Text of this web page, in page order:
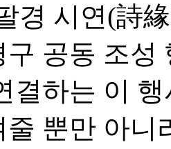
경 시연(詩
구 공동 조성
결하는 이
줄 뿐만 아